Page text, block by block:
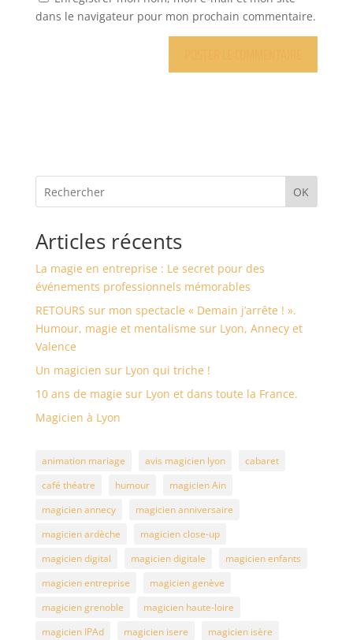
dans le navigateur pour mon prochain commentaire.
OK
Articles récents
La magie en entreprise : Le secret pour des
événements professionnels mémorables
RETOURS sur mon spectacle « Demain j’arrête ! ».
Humour, magie et mentalisme sur Lyon, Annecy et
Valence
Un magicien sur Lyon qui triche !
10 ans de magie sur Lyon et dans toute la France.
Magicien à Lyon
animation mariage avis magicien lyon
cabaret
café théatre
humour
magicien Ain
magicien annecy
magicien anniversaire
magicien ardèche
magicien close-up
magicien digital
magicien digitale
magicien enfants
magicien entreprise
magicien genève
magicien grenoble
magicien haute-loire
magicien IPAd
magicien isere
magicien isère